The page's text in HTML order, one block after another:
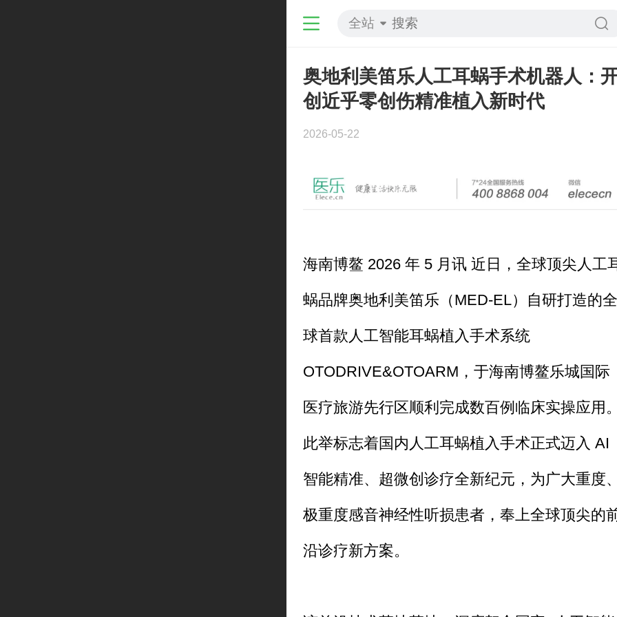
全站
奥地利美笛乐人工耳蜗手术机器人：
创近乎零创伤精准植入新时代
2026-05-22
海南博鳌 2026 年 5 月讯 近日，全球顶尖人工
蜗品牌奥地利美笛乐（MED-EL）自研打造的全
球首款人工智能耳蜗植入手术系统
OTODRIVE&OTOARM，于海南博鳌乐城国际
医疗旅游先行区顺利完成数百例临床实操应用。
此举标志着国内人工耳蜗植入手术正式迈入 AI
智能精准、超微创诊疗全新纪元，为广大重度、
极重度感音神经性听损患者，奉上全球顶尖的
沿诊疗新方案。